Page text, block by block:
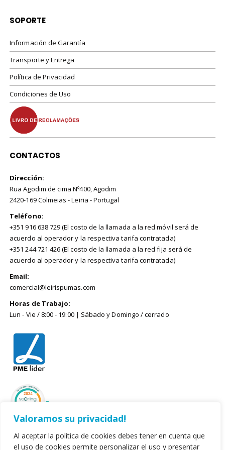
Valoramos su privacidad!
Al aceptar la política de cookies debes tener en cuenta que
el uso de cookies permite personalizar el uso y presentar
SOPORTE
Información de Garantía
Transporte y Entrega
Política de Privacidad
Condiciones de Uso
CONTACTOS
Dirección:
Rua Agodim de cima Nº400, Agodim
2420-169 Colmeias - Leiria - Portugal
Teléfono:
+351 916 638 729 (El costo de la llamada a la red móvil será de
acuerdo al operador y la respectiva tarifa contratada)
+351 244 721 426 (El costo de la llamada a la red fija será de
acuerdo al operador y la respectiva tarifa contratada)
Email:
comercial@leirispumas.com
Horas de Trabajo:
Lun - Vie / 8:00 - 19:00 | Sábado y Domingo / cerrado